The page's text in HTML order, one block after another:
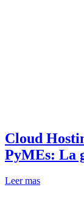
Cloud
PyMEs: La
Leer mas